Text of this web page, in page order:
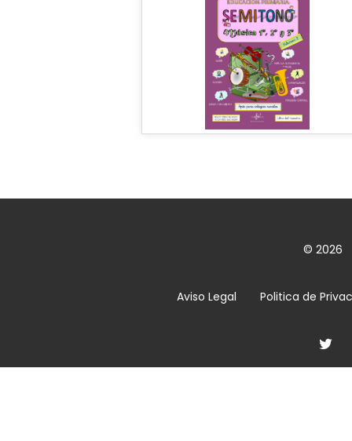
© 2026
Aviso Legal Politica de